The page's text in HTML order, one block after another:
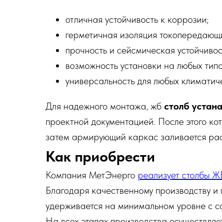
отличная устойчивость к коррозии;
герметичная изоляция
прочность и сейсмическая
возможность установки на любых
универсальность для любых
Для надежного монтажа, жб столб
проектной документацией. После этого
затем армирующий каркас заливается
Как приобрести
Компания МетЭнерго реализует столбы
Благодаря качественному производству
удерживается на минимальном уровне с